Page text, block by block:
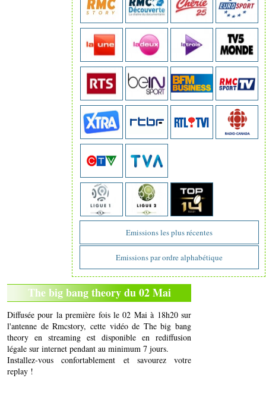
Emissions les plus récentes
Emissions par ordre alphabétique
The big bang theory du 02 Mai
Diffusée pour la première fois le 02 Mai à 18h20 sur
l'antenne de Rmcstory, cette vidéo de The big bang
theory en streaming est disponible en rediffusion
légale sur internet pendant au minimum 7 jours.
Installez-vous confortablement et savourez votre
replay !